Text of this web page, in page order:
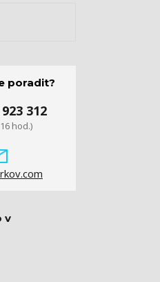
poradit?
312
hod.)
v